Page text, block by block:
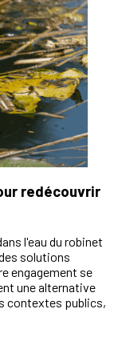
redécouvrir
l'eau du robinet
solutions
engagement se
une alternative
contextes publics,